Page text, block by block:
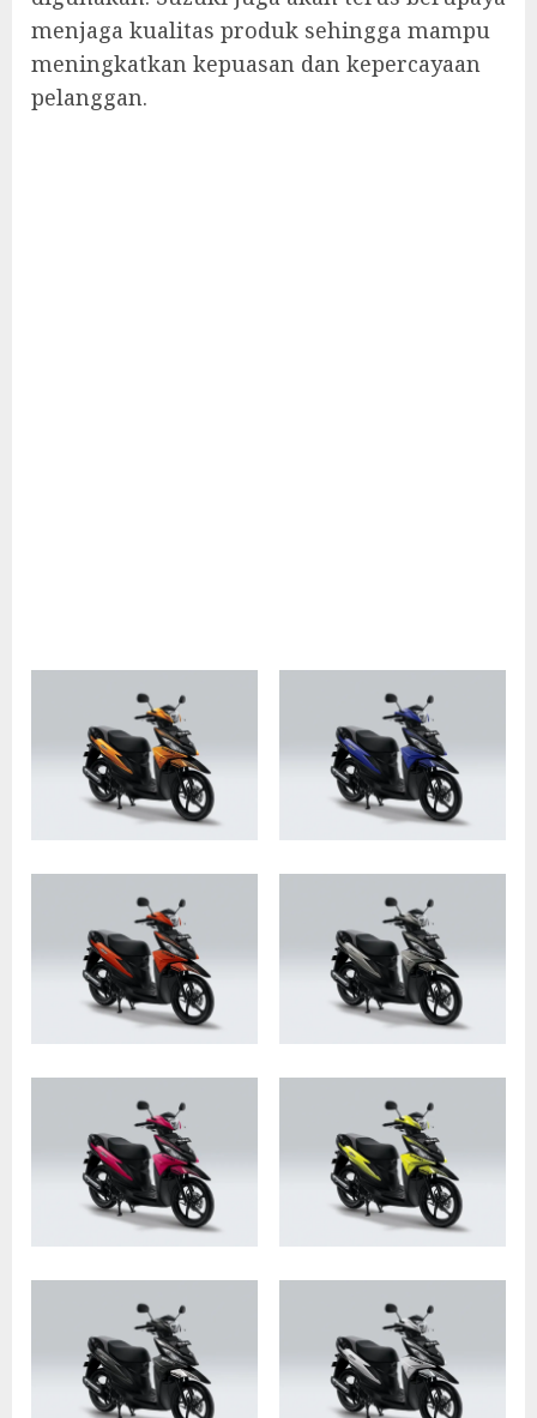
menjaga kualitas produk sehingga mampu
meningkatkan kepuasan dan kepercayaan
pelanggan.